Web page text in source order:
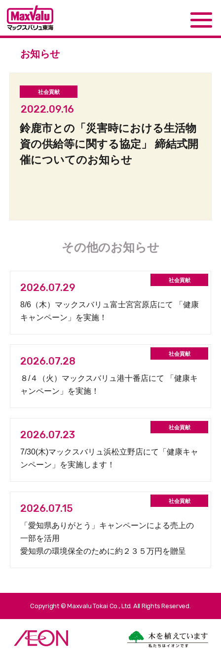
お知らせ
2022.09.16
鈴鹿市との「災害時における生活物
資の供給等に関する協定」 締結式開
催についてのお知らせ
その他のお知らせ
2026.07.29
8/6（木）マックスバリュ富士宮宮原店にて 「健康
キャンペーン」を実施！
2026.07.28
８/４（火）マックスバリュ港十番店にて 「健康キ
ャンペーン」を実施！
2026.07.23
7/30(木)マックスバリュ浜松立野店にて「健康キャ
ンペーン」を実施します！
2026.07.15
「愛知県ありがとう」キャンペーンによる売上の
一部を活用
愛知県の環境保全のために約２３５万円を贈呈
Copyright © Maxvalu Tokai Co., Ltd. All Rights Reserved.